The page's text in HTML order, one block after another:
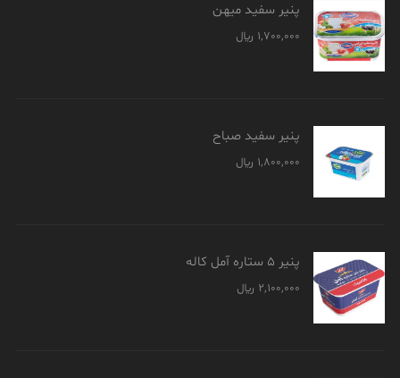
پنیر سفید میهن
1,700,000 ﷼
پنیر سفید صباح
1,800,000 ﷼
پنیر 5 ستاره آمل کاله
2,100,000 ﷼